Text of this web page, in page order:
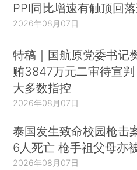
PPI同比增速有触顶回
2026年08月07日
特稿｜国航原党委书记
贿3847万元二审待宣判
大多数指控
2026年08月07日
泰国发生致命校园枪击
6人死亡 枪手祖父母亦
2026年08月07日